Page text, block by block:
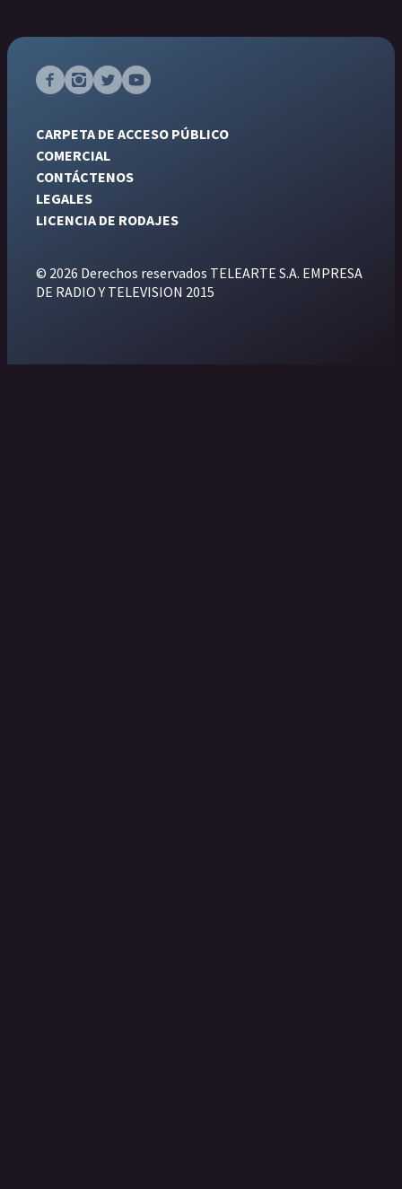
CARPETA DE ACCESO PÚBLICO
COMERCIAL
CONTÁCTENOS
LEGALES
LICENCIA DE RODAJES
© 2026 Derechos reservados TELEARTE S.A. EMPRESA
DE RADIO Y TELEVISION 2015